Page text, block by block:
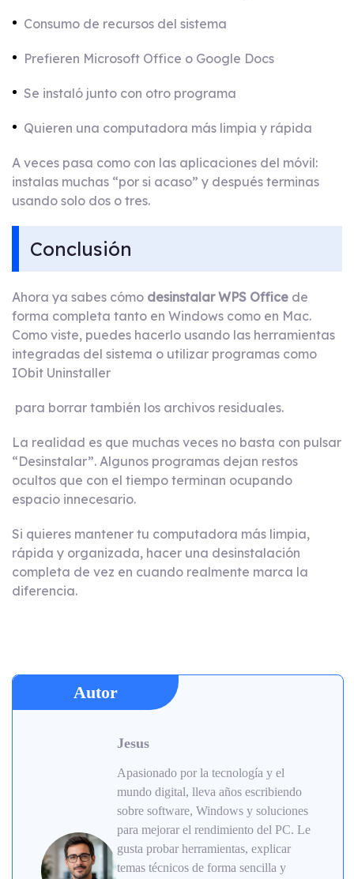
Consumo de recursos del sistema
Prefieren Microsoft Office o Google Docs
Se instaló junto con otro programa
Quieren una computadora más limpia y rápida
A veces pasa como con las aplicaciones del móvil:
instalas muchas “por si acaso” y después terminas
usando solo dos o tres.
Conclusión
Ahora ya sabes cómo desinstalar WPS Office de
forma completa tanto en Windows como en Mac.
Como viste, puedes hacerlo usando las herramientas
integradas del sistema o utilizar programas como
IObit Uninstaller
para borrar también los archivos residuales.
La realidad es que muchas veces no basta con pulsar
“Desinstalar”. Algunos programas dejan restos
ocultos que con el tiempo terminan ocupando
espacio innecesario.
Si quieres mantener tu computadora más limpia,
rápida y organizada, hacer una desinstalación
completa de vez en cuando realmente marca la
diferencia.
Autor
Jesus
Apasionado por la tecnología y el
mundo digital, lleva años escribiendo
sobre software, Windows y soluciones
para mejorar el rendimiento del PC. Le
gusta probar herramientas, explicar
temas técnicos de forma sencilla y